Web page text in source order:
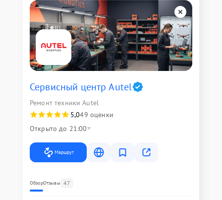
Сервисный центр Autel
Ремонт техники Autel
5,049 оценки
Открыто до 21:00
Маршрут
ОбзорОтзывы 47